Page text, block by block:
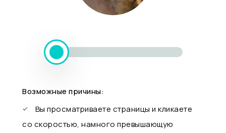
Возможные причины:
Вы просматриваете страницы и кликаете
со скоростью, намного превышающую